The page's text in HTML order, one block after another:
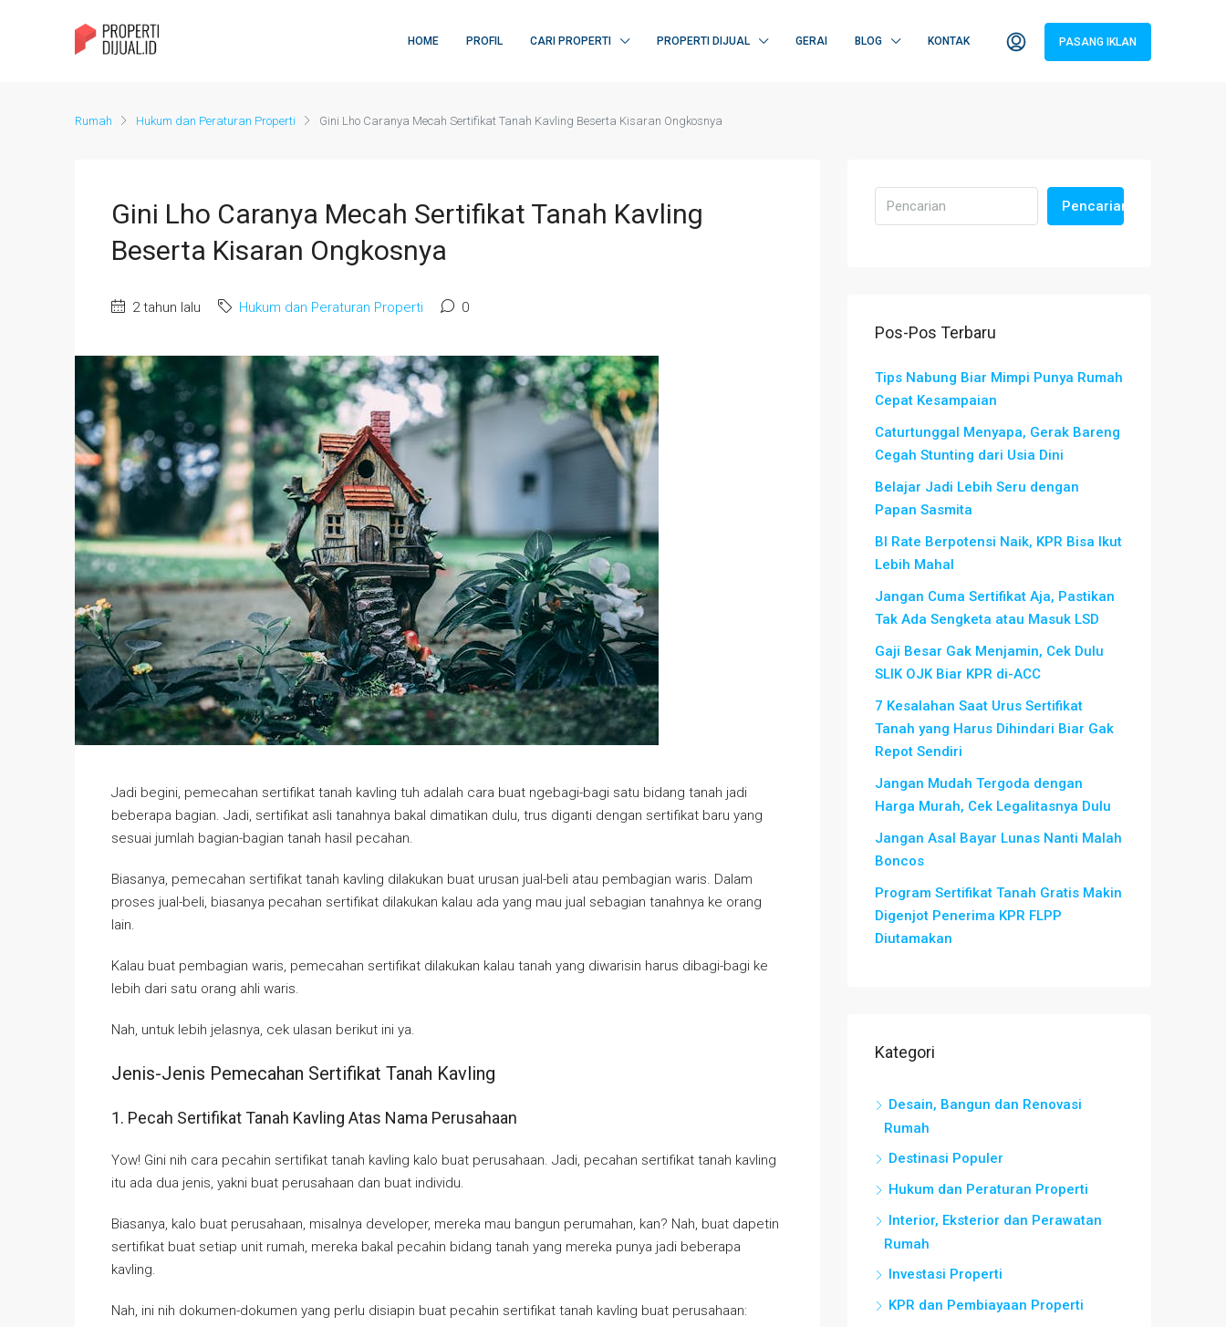
HOME PROFIL CARI PROPERTI PROPERTI DIJUAL GERAI BLOG KONTAK PASANG IKLAN
Rumah Hukum dan Peraturan Properti Gini Lho Caranya Mecah Sertifikat Tanah Kavling Beserta Kisaran Ongkosnya
Gini Lho Caranya Mecah Sertifikat Tanah Kavling
Beserta Kisaran Ongkosnya
2 tahun lalu Hukum dan Peraturan Properti 0
Jadi begini, pemecahan sertifikat tanah kavling tuh adalah cara buat ngebagi-bagi satu bidang tanah jadi
beberapa bagian. Jadi, sertifikat asli tanahnya bakal dimatikan dulu, trus diganti dengan sertifikat baru yang
sesuai jumlah bagian-bagian tanah hasil pecahan.
Biasanya, pemecahan sertifikat tanah kavling dilakukan buat urusan jual-beli atau pembagian waris. Dalam
proses jual-beli, biasanya pecahan sertifikat dilakukan kalau ada yang mau jual sebagian tanahnya ke orang
lain.
Kalau buat pembagian waris, pemecahan sertifikat dilakukan kalau tanah yang diwarisin harus dibagi-bagi ke
lebih dari satu orang ahli waris.
Nah, untuk lebih jelasnya, cek ulasan berikut ini ya.
Jenis-Jenis Pemecahan Sertifikat Tanah Kavling
1. Pecah Sertifikat Tanah Kavling Atas Nama Perusahaan
Yow! Gini nih cara pecahin sertifikat tanah kavling kalo buat perusahaan. Jadi, pecahan sertifikat tanah kavling
itu ada dua jenis, yakni buat perusahaan dan buat individu.
Biasanya, kalo buat perusahaan, misalnya developer, mereka mau bangun perumahan, kan? Nah, buat dapetin
sertifikat buat setiap unit rumah, mereka bakal pecahin bidang tanah yang mereka punya jadi beberapa
kavling.
Nah, ini nih dokumen-dokumen yang perlu disiapin buat pecahin sertifikat tanah kavling buat perusahaan:
Pencarian
Pos-Pos Terbaru
Tips Nabung Biar Mimpi Punya Rumah
Cepat Kesampaian
Caturtunggal Menyapa, Gerak Bareng
Cegah Stunting dari Usia Dini
Belajar Jadi Lebih Seru dengan
Papan Sasmita
BI Rate Berpotensi Naik, KPR Bisa Ikut
Lebih Mahal
Jangan Cuma Sertifikat Aja, Pastikan
Tak Ada Sengketa atau Masuk LSD
Gaji Besar Gak Menjamin, Cek Dulu
SLIK OJK Biar KPR di-ACC
7 Kesalahan Saat Urus Sertifikat
Tanah yang Harus Dihindari Biar Gak
Repot Sendiri
Jangan Mudah Tergoda dengan
Harga Murah, Cek Legalitasnya Dulu
Jangan Asal Bayar Lunas Nanti Malah
Boncos
Program Sertifikat Tanah Gratis Makin
Digenjot Penerima KPR FLPP
Diutamakan
Kategori
Desain, Bangun dan Renovasi
Rumah
Destinasi Populer
Hukum dan Peraturan Properti
Interior, Eksterior dan Perawatan
Rumah
Investasi Properti
KPR dan Pembiayaan Properti